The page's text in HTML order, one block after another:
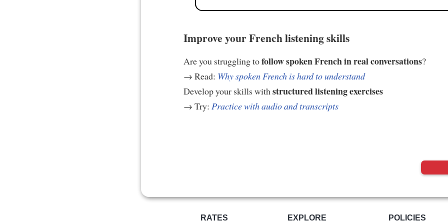
Improve your French listening skills
Are you struggling tofollow spoken French in real conversations?
→ Read: Why spoken French is hard to understand
Develop your skills with structured listening exercises
→ Try: Practice with audio and transcripts
RATES EXPLORE POLICIES